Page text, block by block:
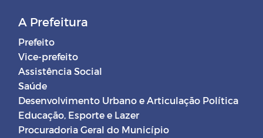
A Prefeitura
Prefeito
Vice-prefeito
Assistência Social
Saúde
Desenvolvimento Urbano e Articulação Política
Educação, Esporte e Lazer
Procuradoria Geral do Município